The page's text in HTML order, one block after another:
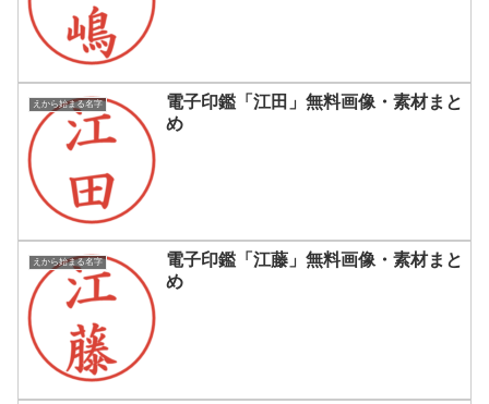
えから始まる名字
電子印鑑「江田」無料画像・素材まと
め
えから始まる名字
電子印鑑「江藤」無料画像・素材まと
め